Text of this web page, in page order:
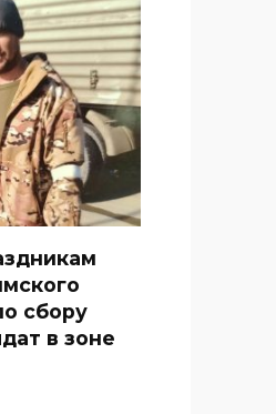
сбору
в зоне